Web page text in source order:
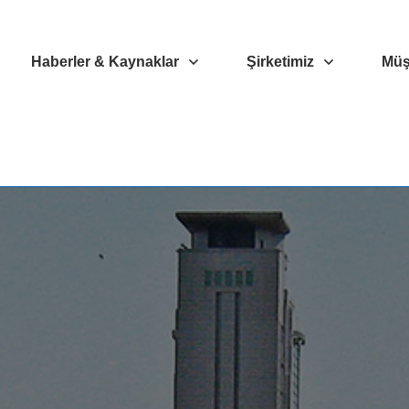
Haberler & Kaynaklar Şirketimiz